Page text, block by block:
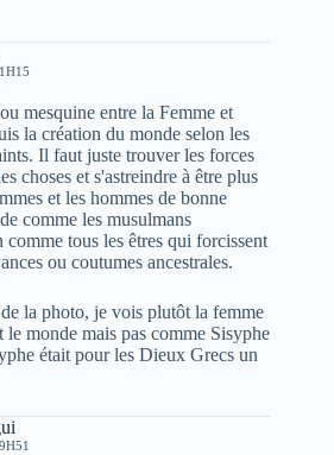
mesquine entre la Femme et
la création du monde selon les
Il faut juste trouver les forces
choses et s'astreindre à être plus
et les hommes de bonne
comme les musulmans
comme tous les êtres qui forcissent
ou coutumes ancestrales.
la photo, je vois plutôt la femme
monde mais pas comme Sisyphe
était pour les Dieux Grecs un